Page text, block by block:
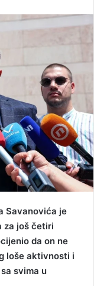
Savanovića je
za još četiri
da on ne
loše aktivnosti i
svima u